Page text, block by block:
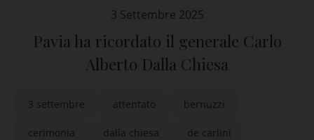
3 Settembre 2025
Pavia ha ricordato il generale Carlo
Alberto Dalla Chiesa
3 settembre attentato bernuzzi
cerimonia dalla chiesa de carlini